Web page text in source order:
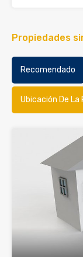
Propiedades
Recomendado
Ubicación De La